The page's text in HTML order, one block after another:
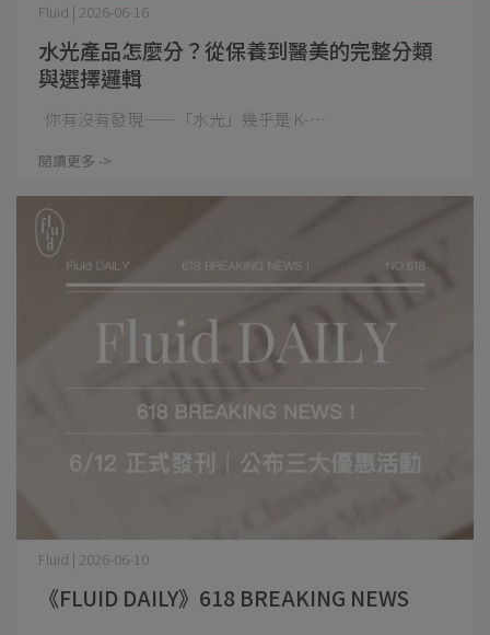
水光產品怎麼分？從保養到醫美的完整分類
與選擇邏輯
Fluid | 2026-06-16
你有沒有發現——「水光」幾乎是 K-⋯
閱讀更多 ->
《FLUID DAILY》618 BREAKING NEWS
Fluid | 2026-06-10